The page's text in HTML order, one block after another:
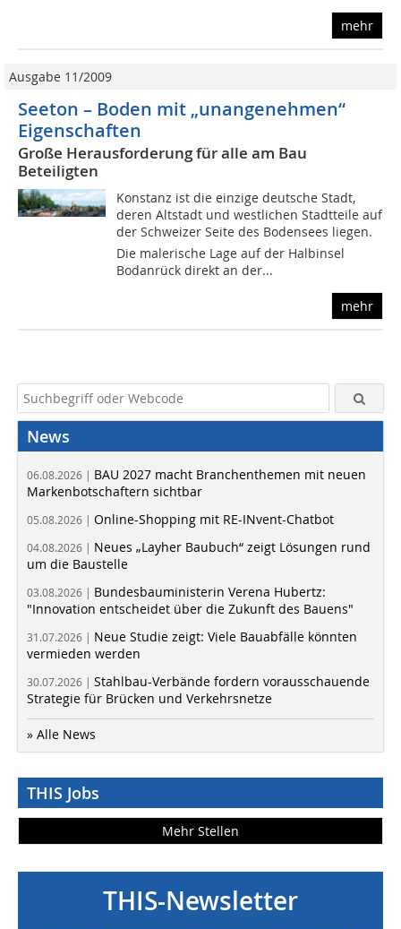
mehr
Ausgabe 11/2009
Seeton – Boden mit „unangenehmen“
Eigenschaften
Große Herausforderung für alle am Bau
Beteiligten
Konstanz ist die einzige deutsche Stadt,
deren Altstadt und westlichen Stadtteile auf
der Schweizer Seite des Bodensees liegen.
Die malerische Lage auf der Halbinsel
Bodanrück direkt an der...
mehr
News
06.08.2026 | BAU 2027 macht Branchenthemen mit neuen
Markenbotschaftern sichtbar
05.08.2026 | Online-Shopping mit RE-INvent-Chatbot
04.08.2026 | Neues „Layher Baubuch“ zeigt Lösungen rund
um die Baustelle
03.08.2026 | Bundesbauministerin Verena Hubertz:
"Innovation entscheidet über die Zukunft des Bauens"
31.07.2026 | Neue Studie zeigt: Viele Bauabfälle könnten
vermieden werden
30.07.2026 | Stahlbau-Verbände fordern vorausschauende
Strategie für Brücken und Verkehrsnetze
» Alle News
THIS Jobs
Mehr Stellen
THIS-Newsletter